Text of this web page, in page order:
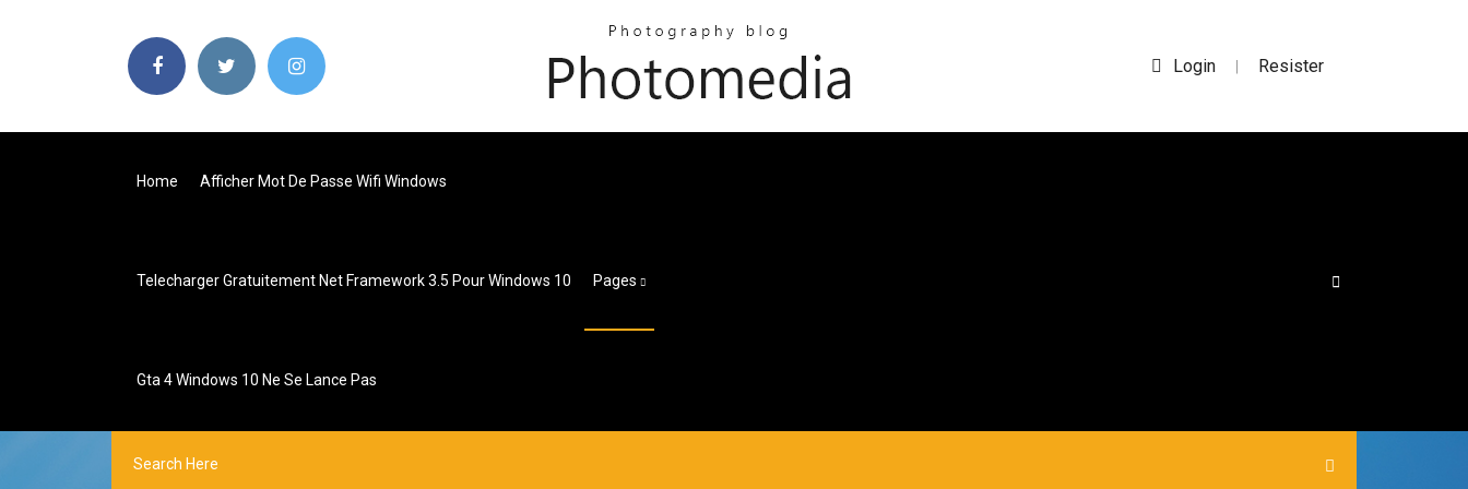
Login | Resister
Home Afficher Mot De Passe Wifi Windows
Telecharger Gratuitement Net Framework 3.5 Pour Windows 10 Pages
Gta 4 Windows 10 Ne Se Lance Pas